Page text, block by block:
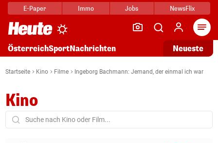
E-Paper Immo Jobs NewsFlix
ÖsterreichSportNachrichten Neueste
Startseite Kino Filme Ingeborg Bachmann: Jemand, der einmal ich war
Kino